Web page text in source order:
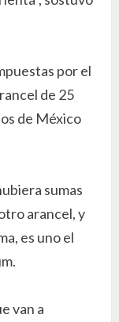
por el
de 25
de México
sumas
arancel, y
es uno el
van a